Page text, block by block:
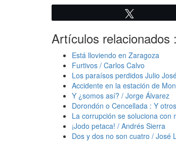
Artículos relacionados :
Está lloviendo en Zaragoza
Furtivos / Carlos Calvo
Los paraísos perdidos Julio
Accidente en la estación de
Y ¿somos así? / Jorge Álvarez
Dorondón o Cencellada : Y
La corrupción se soluciona con
¡Jodo petaca! / Andrés Sierra
Dos y dos no son cuatro / José